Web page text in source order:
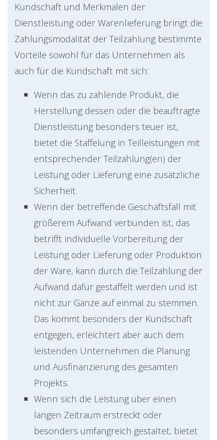
Kundschaft und Merkmalen der
Dienstleistung oder Warenlieferung bringt die
Zahlungsmodalität der Teilzahlung bestimmte
Vorteile sowohl für das Unternehmen als
auch für die Kundschaft mit sich:
Wenn das zu zahlende Produkt, die
Herstellung dessen oder die beauftragte
Dienstleistung besonders teuer ist,
bietet die Staffelung in Teilleistungen mit
entsprechender Teilzahlung(en) der
Leistung oder Lieferung eine zusätzliche
Sicherheit.
Wenn der betreffende Geschäftsfall mit
größerem Aufwand verbunden ist, das
betrifft individuelle Vorbereitung der
Leistung oder Lieferung oder Produktion
der Ware, kann durch die Teilzahlung der
Aufwand dafür gestaffelt werden und ist
nicht zur Gänze auf einmal zu stemmen.
Das kommt besonders der Kundschaft
entgegen, erleichtert aber auch dem
leistenden Unternehmen die Planung
und Ausfinanzierung des gesamten
Projekts.
Wenn sich die Leistung über einen
langen Zeitraum erstreckt oder
besonders umfangreich gestaltet, bietet